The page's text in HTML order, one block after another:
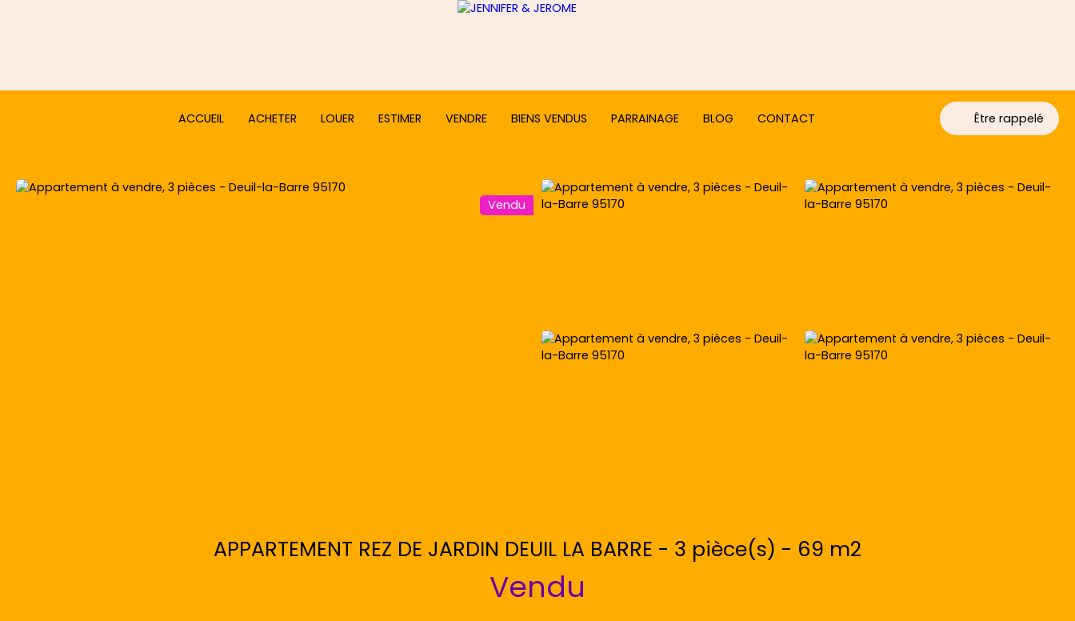
ACCUEIL ACHETER LOUER ESTIMER VENDRE BIENS VENDUS PARRAINAGE BLOG CONTACT Être rappelé
Vendu
APPARTEMENT REZ DE JARDIN DEUIL LA BARRE - 3 pièce(s) - 69 m2
Vendu